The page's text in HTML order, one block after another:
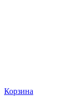
Корзина